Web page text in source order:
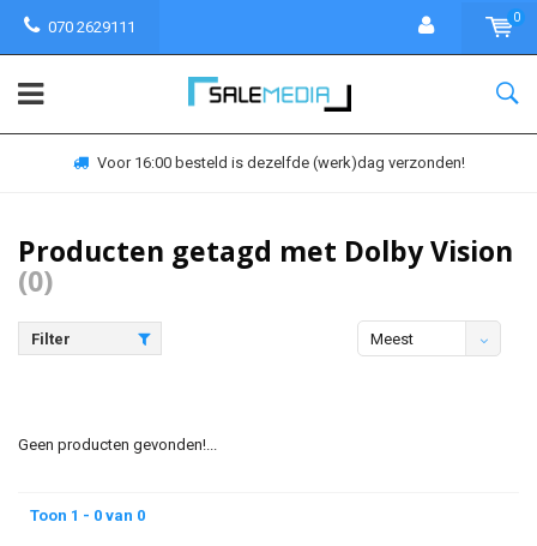
070 2629111
0
Voor 16:00 besteld is dezelfde (werk)dag verzonden!
Producten getagd met Dolby Vision
(0)
Filter
Meest
Geen producten gevonden!...
Toon 1 - 0 van 0